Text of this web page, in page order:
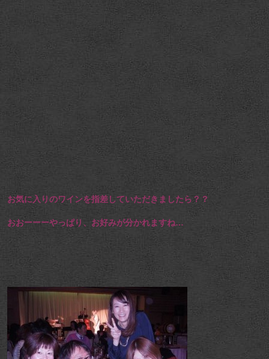
お気に入りのワインを指差していただきましたら？？
おおーーーやっぱり、お好みが分かれますね…